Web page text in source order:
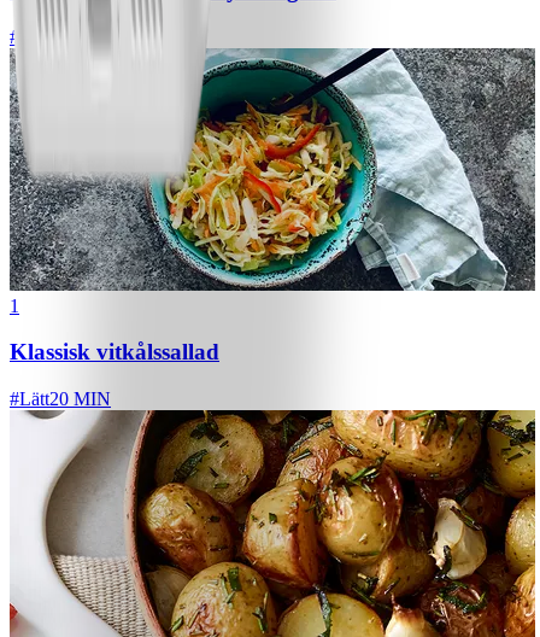
# Lätt
1
Klassisk vitkålssallad
#Lätt20 MIN